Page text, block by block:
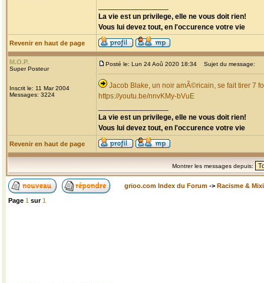
La vie est un privilege, elle ne vous doit rien!
Vous lui devez tout, en l'occurence votre vie
Revenir en haut de page
M.O.P.
Super Posteur
Inscrit le: 11 Mar 2004
Messages: 3224
Posté le: Lun 24 Aoû 2020 18:34 Sujet du message:
Jacob Blake, un noir amÃ©ricain, se fait tirer 7
https://youtu.be/nnvKMy-bVuE
La vie est un privilege, elle ne vous doit rien!
Vous lui devez tout, en l'occurence votre vie
Revenir en haut de page
Montrer les messages depuis:
grioo.com Index du Forum -> Racisme &
Page 1 sur1